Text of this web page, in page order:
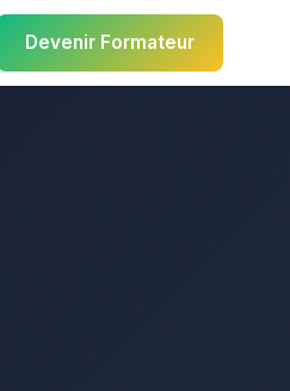
Devenir Formateur